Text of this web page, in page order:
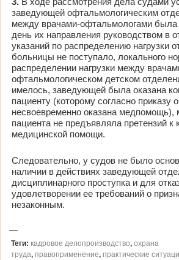
заведующей офтальмологическим
между врачами-офтальмологами была
день их направления руководством в
указаний по распределению нагрузки
больницы не поступало, локального
распределении нагрузки между
офтальмологическом детском
имелось, заведующей была оказана
пациенту (которому согласно приказу
несвоевременно оказана медпомощь),
пациента не предъявляла претензий к
медицинской помощи.
Следовательно, у судов не было
наличии в действиях заведующей
дисциплинарного проступка и для
удовлетворении ее требований о
незаконным.
Теги: кадровое делопроизводство, охрана
труда, правоприменение, практические